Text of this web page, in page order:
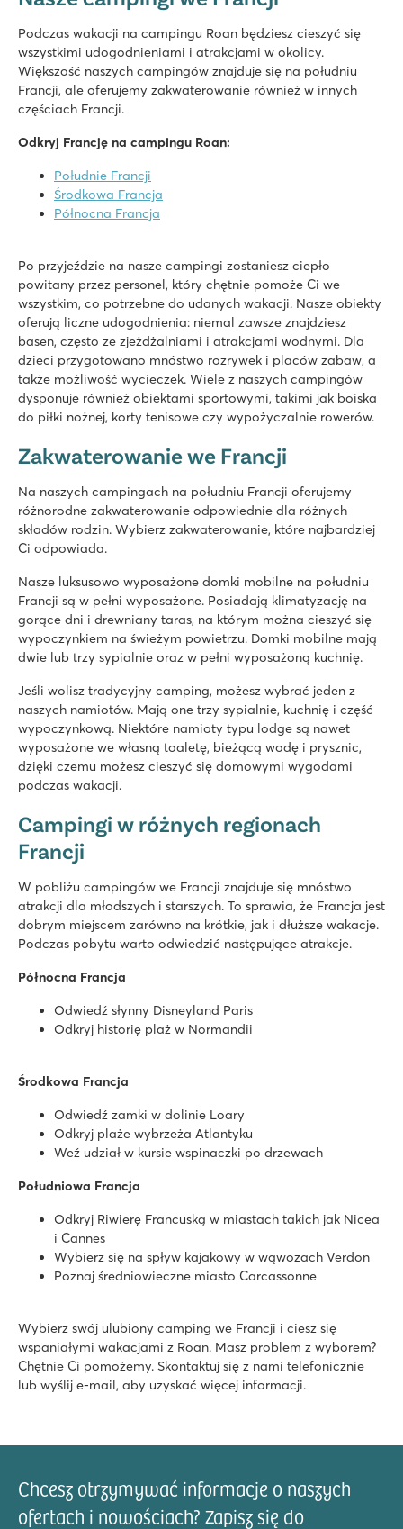
★ ★
Świetny kryty basen z długimi zjeżdżalniami
Domki mobilne znajdują się na przestronnych trawiastych
Pięknie położony nad rzeką Aisne
Domaine de la Yole
Domaine de la Yole
Francja - Południowa Francja - Langwedocja-Roussillon - Valras-
★
Zarezerwuj luksusowe mobile home'y w wolnej od
Odwiedź winnice obok kempingu
Domaine des Ormes
Domaine des Ormes
Francja - Północna Francja - Bretania - Dol de Bretagne
★ ★ ★ ★
Świetny kryty i odkryty basen oraz duże jezioro
Własne 18-dołkowe pole golfowe
La Chapelle
La Chapelle
Francja - Południowa Francja - Langwedocja-Roussillon - Argelès
Zjeżdżalnie i wodny plac zabaw
Świetny program animacyjny
200 metrów od pięknej, piaszczystej plaży Argelès
Saint Avit Loisirs
Francja - Środkowa Francja - Dordonia - Le Bugue
★ ★ ★ ★
Szybkie zjeżdżalnie w parku wodnym!
Odwiedź prehistoryczne jaskinie Lascaux!
Domaine des Naïades
Francja - Południowa Francja - Lazurowe Wybrzeże - Grimaud
★ ★ ★ ★
Świetny kompleks basenów ze zjeżdżalniami i basenem dla
Odwiedź piękne Saint Tropez promem!
La Vallée
Francja - Północna Francja - Normandia - Houlgate
★
Basen ze zjeżdżalniami i wodnym placem zabaw
Wieczory taneczne i pokazy na żywo
Piękne miasteczka w okolicy
Les Sables d'Or
Les Sables d'Or
Francja - Południowa Francja - Langwedocja-Roussillon - Cap
Położony bezpośrednio przy piaszczystej plaży
Wymarzone wakacje dla dzieci w pirackim parku wodnym
Łaźnia turecka i sauna dla dodatkowego relaksu
Le Ranc Davaine
Fantastyczny kryty i odkryty basen ze zjeżdżalniami
Zakwaterowania w zacienionych miejscach
Podczas wakacji na campingu Roan będziesz cieszyć się
wszystkimi udogodnieniami i atrakcjami w okolicy.
Większość naszych campingów znajduje się na południu
Francji, ale oferujemy zakwaterowanie również w innych
częściach Francji.
Odkryj Francję na campingu Roan:
Południe Francji
Środkowa Francja
Północna Francja
Po przyjeździe na nasze campingi zostaniesz ciepło
powitany przez personel, który chętnie pomoże Ci we
wszystkim, co potrzebne do udanych wakacji. Nasze obiekty
oferują liczne udogodnienia: niemal zawsze znajdziesz
basen, często ze zjeżdżalniami i atrakcjami wodnymi. Dla
dzieci przygotowano mnóstwo rozrywek i placów zabaw, a
także możliwość wycieczek. Wiele z naszych campingów
dysponuje również obiektami sportowymi, takimi jak boiska
do piłki nożnej, korty tenisowe czy wypożyczalnie rowerów.
Zakwaterowanie we Francji
Na naszych campingach na południu Francji oferujemy
różnorodne zakwaterowanie odpowiednie dla różnych
składów rodzin. Wybierz zakwaterowanie, które najbardziej
Ci odpowiada.
Nasze luksusowo wyposażone domki mobilne na południu
Francji są w pełni wyposażone. Posiadają klimatyzację na
gorące dni i drewniany taras, na którym można cieszyć się
wypoczynkiem na świeżym powietrzu. Domki mobilne mają
dwie lub trzy sypialnie oraz w pełni wyposażoną kuchnię.
Jeśli wolisz tradycyjny camping, możesz wybrać jeden z
naszych namiotów. Mają one trzy sypialnie, kuchnię i część
wypoczynkową. Niektóre namioty typu lodge są nawet
wyposażone we własną toaletę, bieżącą wodę i prysznic,
dzięki czemu możesz cieszyć się domowymi wygodami
podczas wakacji.
Campingi w różnych regionach
Francji
W pobliżu campingów we Francji znajduje się mnóstwo
atrakcji dla młodszych i starszych. To sprawia, że Francja jest
dobrym miejscem zarówno na krótkie, jak i dłuższe wakacje.
Podczas pobytu warto odwiedzić następujące atrakcje.
Północna Francja
Odwiedź słynny Disneyland Paris
Odkryj historię plaż w Normandii
Środkowa Francja
Odwiedź zamki w dolinie Loary
Odkryj plaże wybrzeża Atlantyku
Weź udział w kursie wspinaczki po drzewach
Południowa Francja
Odkryj Riwierę Francuską w miastach takich jak Nicea
i Cannes
Wybierz się na spływ kajakowy w wąwozach Verdon
Poznaj średniowieczne miasto Carcassonne
Wybierz swój ulubiony camping we Francji i ciesz się
wspaniałymi wakacjami z Roan. Masz problem z wyborem?
Chętnie Ci pomożemy. Skontaktuj się z nami telefonicznie
lub wyślij e-mail, aby uzyskać więcej informacji.
Chcesz otrzymywać informacje o naszych
ofertach i nowościach? Zapisz się do